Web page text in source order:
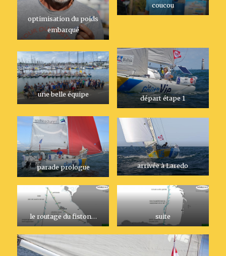
optimisation du poids
embarqué
coucou
une belle équipe départ étape 1
parade prologue arrivée à Laredo
le routage du fiston… suite